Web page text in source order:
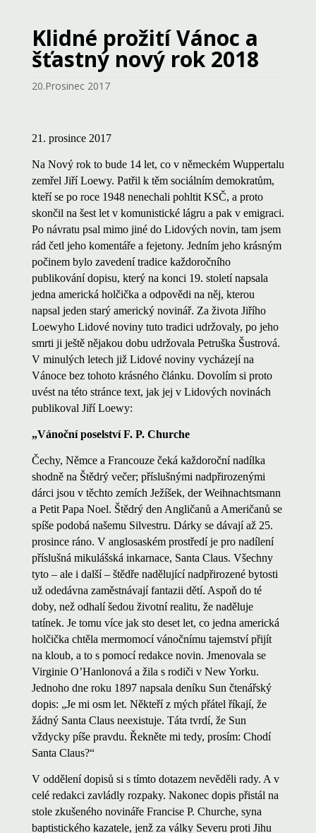
Klidné prožití Vánoc a
šťastný nový rok 2018
20.Prosinec 2017
21. prosince 2017
Na Nový rok to bude 14 let, co v německém Wuppertalu
zemřel Jiří Loewy. Patřil k těm sociálním demokratům,
kteří se po roce 1948 nenechali pohltit KSČ, a proto
skončil na šest let v komunistické lágru a pak v emigraci.
Po návratu psal mimo jiné do Lidových novin, tam jsem
rád četl jeho komentáře a fejetony. Jedním jeho krásným
počinem bylo zavedení tradice každoročního
publikování dopisu, který na konci 19. století napsala
jedna americká holčička a odpovědi na něj, kterou
napsal jeden starý americký novinář. Za života Jiřího
Loewyho Lidové noviny tuto tradici udržovaly, po jeho
smrti ji ještě nějakou dobu udržovala Petruška Šustrová.
V minulých letech již Lidové noviny vycházejí na
Vánoce bez tohoto krásného článku. Dovolím si proto
uvést na této stránce text, jak jej v Lidových novinách
publikoval Jiří Loewy:
„Vánoční poselství F. P. Churche
Čechy, Němce a Francouze čeká každoroční nadílka
shodně na Štědrý večer; příslušnými nadpřirozenými
dárci jsou v těchto zemích Ježíšek, der Weihnachtsmann
a Petit Papa Noel. Štědrý den Angličanů a Američanů se
spíše podobá našemu Silvestru. Dárky se dávají až 25.
prosince ráno. V anglosaském prostředí je pro nadílení
příslušná mikulášská inkarnace, Santa Claus. Všechny
tyto – ale i další – štědře nadělující nadpřirozené bytosti
už odedávna zaměstnávají fantazii dětí. Aspoň do té
doby, než odhalí šedou životní realitu, že naděluje
tatínek. Je tomu více jak sto deset let, co jedna americká
holčička chtěla mermomocí vánočnímu tajemství přijít
na kloub, a to s pomocí redakce novin. Jmenovala se
Virginie O’Hanlonová a žila s rodiči v New Yorku.
Jednoho dne roku 1897 napsala deníku Sun čtenářský
dopis: „Je mi osm let. Někteří z mých přátel říkají, že
žádný Santa Claus neexistuje. Táta tvrdí, že Sun
vždycky píše pravdu. Řekněte mi tedy, prosím: Chodí
Santa Claus?“
V oddělení dopisů si s tímto dotazem nevěděli rady. A v
celé redakci zavládly rozpaky. Nakonec dopis přistál na
stole zkušeného novináře Francise P. Churche, syna
baptistického kazatele, jenž za války Severu proti Jihu